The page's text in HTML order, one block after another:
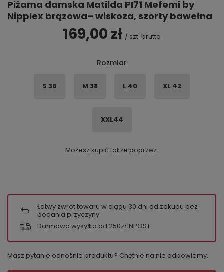
Piżama damska Matilda PI71 Mefemi by
Nipplex brązowa– wiskoza, szorty bawełna
169,00 zł / szt. brutto
Rozmiar
S 36 M 38 L 40 XL 42
XXL44
Możesz kupić także poprzez:
Łatwy zwrot towaru w ciągu 30 dni od zakupu bez
podania przyczyny
Darmowa wysyłka od 250zł INPOST
Masz pytanie odnośnie produktu? Chętnie na nie odpowiemy.